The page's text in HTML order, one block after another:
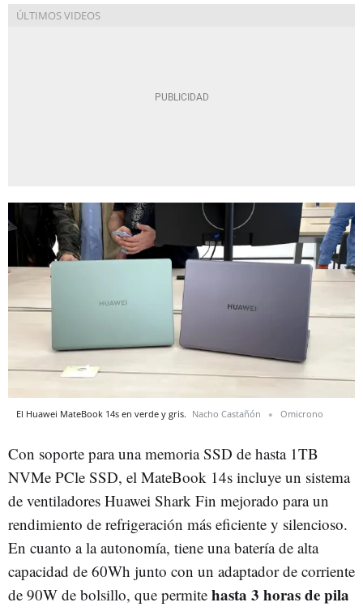
El Huawei MateBook 14s en verde y gris. Nacho Castañón Omicrono
Con soporte para una memoria SSD de hasta 1TB
NVMe PCle SSD, el MateBook 14s incluye un sistema
de ventiladores Huawei Shark Fin mejorado para un
rendimiento de refrigeración más eficiente y silencioso.
En cuanto a la autonomía, tiene una batería de alta
capacidad de 60Wh junto con un adaptador de corriente
de 90W de bolsillo, que permite hasta 3 horas de pila